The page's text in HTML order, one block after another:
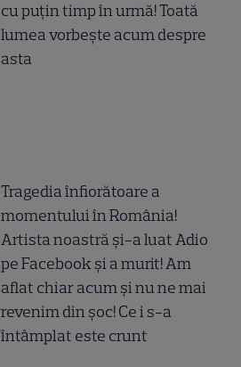
cu puțin timp în urmă! Toată
lumea vorbește acum despre
asta
Tragedia înfiorătoare a
momentului în România!
Artista noastră și-a luat Adio
pe Facebook și a murit! Am
aflat chiar acum și nu ne mai
revenim din șoc! Ce i s-a
întâmplat este crunt